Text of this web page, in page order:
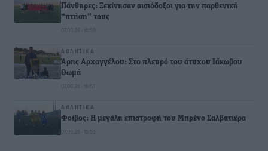
Πάνθηρες: Ξεκίνησαν αισιόδοξοι για την παρθενική
“πτήση” τους
07.08.26 · 16:59
ΑΘΛΗΤΙΚΆ
Άρης Αρχαγγέλου: Στο πλευρό του άτυχου Ιάκωβου
Θωμά
07.08.26 · 16:57
ΑΘΛΗΤΙΚΆ
Φοίβος: Η μεγάλη επιστροφή του Μπρένο Σαλβατιέρα
07.08.26 · 16:53